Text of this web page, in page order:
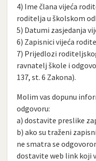
4) Ime člana vijeća
roditelja u školskom
5) Datumi zasjedanja
6) Zapisnici vijeća
7) Prijedlozi
ravnatelj škole i
137, st. 6 Zakona).
Molim vas dopunu
odgovoru:
a) dostavite preslike
b) ako su traženi
ne smatra se
dostavite web link koji